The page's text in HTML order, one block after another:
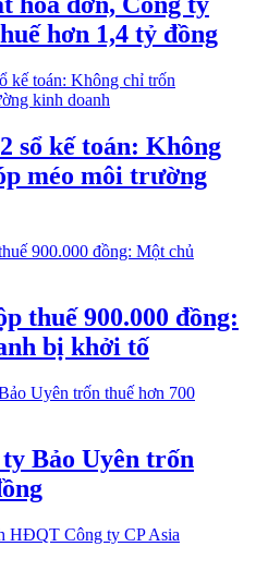
hơn 1,4 tỷ đồng
sổ kế toán: Không
méo môi trường
thuế 900.000 đồng:
bị khởi tố
Bảo Uyên trốn